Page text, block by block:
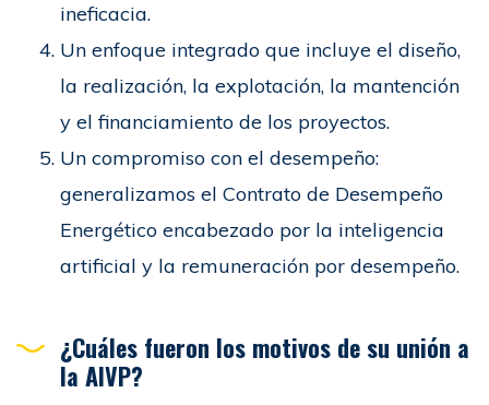
ineficacia.
Un enfoque integrado que incluye el diseño,
la realización, la explotación, la mantención
y el financiamiento de los proyectos.
Un compromiso con el desempeño:
generalizamos el Contrato de Desempeño
Energético encabezado por la inteligencia
artificial y la remuneración por desempeño.
¿Cuáles fueron los motivos de su unión a
la AIVP?